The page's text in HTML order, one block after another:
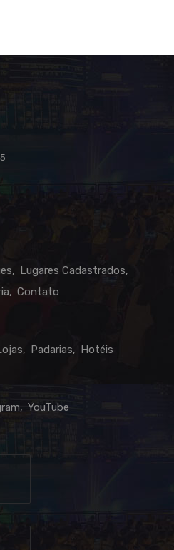
Lugares Cadastrados
Contato
Padarias Hotéis
YouTube